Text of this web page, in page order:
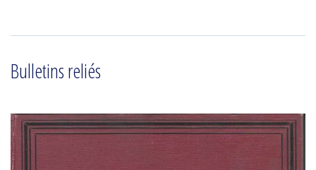
Bulletins reliés